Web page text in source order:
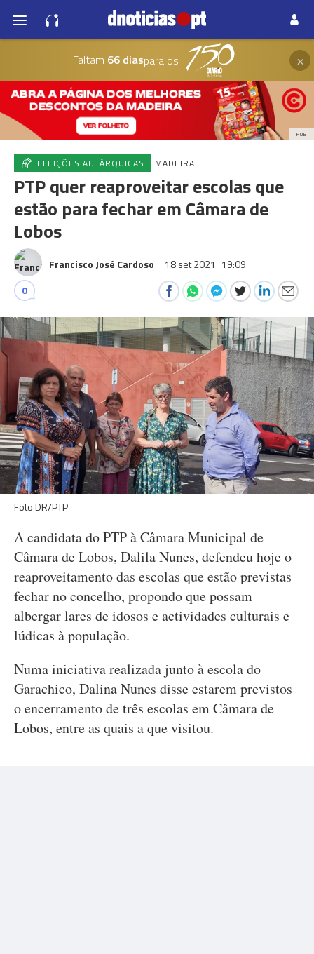
Faltam 66 diaspara os ×
PUB
ELEIÇÕES AUTÁRQUICAS MADEIRA
PTP quer reaproveitar escolas que
estão para fechar em Câmara de
Lobos
Francisco José Cardoso 18 set 2021 19:09
0
Foto DR/PTP
A candidata do PTP à Câmara Municipal de
Câmara de Lobos, Dalila Nunes, defendeu hoje o
reaproveitamento das escolas que estão previstas
fechar no concelho, propondo que possam
albergar lares de idosos e actividades culturais e
lúdicas à população.
Numa iniciativa realizada junto à escola do
Garachico, Dalina Nunes disse estarem previstos
o encerramento de três escolas em Câmara de
Lobos, entre as quais a que visitou.